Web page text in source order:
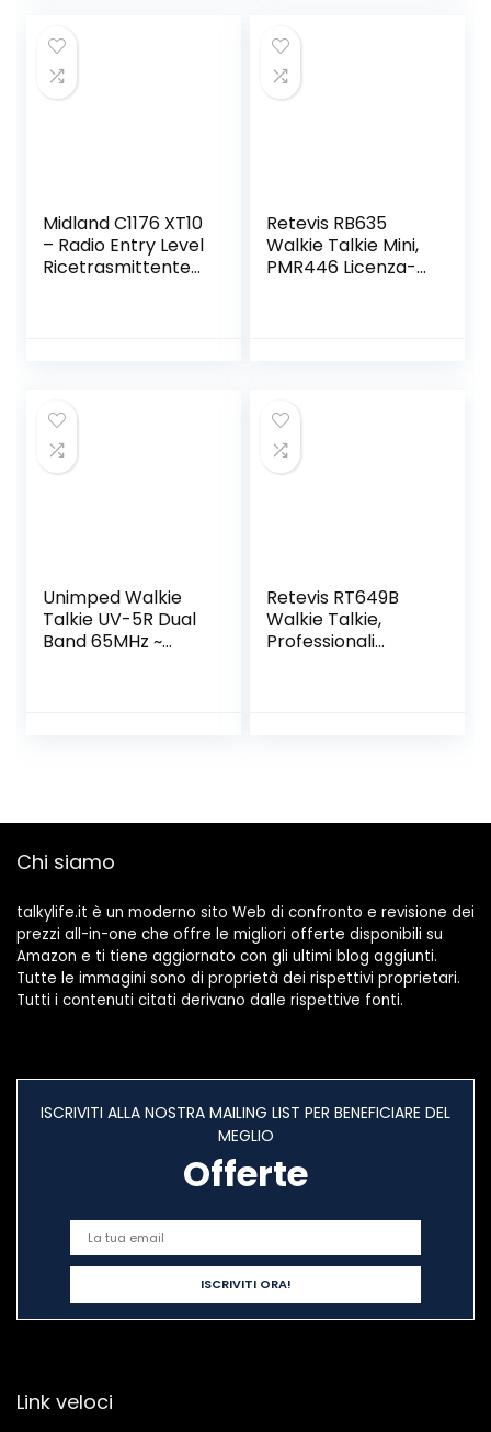
Walkie-Talkie
Professionali(2
Pezzi)
Midland C1176 XT10
– Radio Entry Level
Ricetrasmittente
Ricetrasmettitori
Retevis RB635
Walkie Talkie Mini,
PMR446 Licenza-
Campeggio(Nero,
2 Pezzi)
Unimped Walkie
Talkie UV-5R Dual
Band 65MHz ~
VOX with EU Power
Retevis RT649B
Walkie Talkie,
Professionali
Pezzi)
Chi siamo
talkylife.it è un moderno sito Web di confronto e revisione dei
prezzi all-in-one che offre le migliori offerte disponibili su
Amazon e ti tiene aggiornato con gli ultimi blog aggiunti.
Tutte le immagini sono di proprietà dei rispettivi proprietari.
Tutti i contenuti citati derivano dalle rispettive fonti.
ISCRIVITI ALLA NOSTRA MAILING LIST PER BENEFICIARE DEL
MEGLIO
Offerte
Link veloci